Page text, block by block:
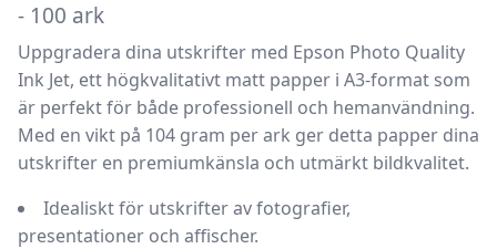
- 100 ark
Uppgradera dina utskrifter med Epson Photo Quality
Ink Jet, ett högkvalitativt matt papper i A3-format som
är perfekt för både professionell och hemanvändning.
Med en vikt på 104 gram per ark ger detta papper dina
utskrifter en premiumkänsla och utmärkt bildkvalitet.
Idealiskt för utskrifter av fotografier,
presentationer och affischer.